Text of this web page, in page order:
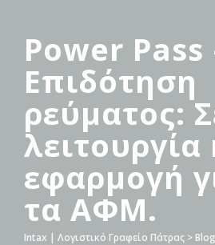
Power Pass
Επιδότηση
ρεύματος:
λειτουργία
εφαρμογή
τα ΑΦΜ.
Intax | Λογιστικό Γραφείο Πάτρας > Blog